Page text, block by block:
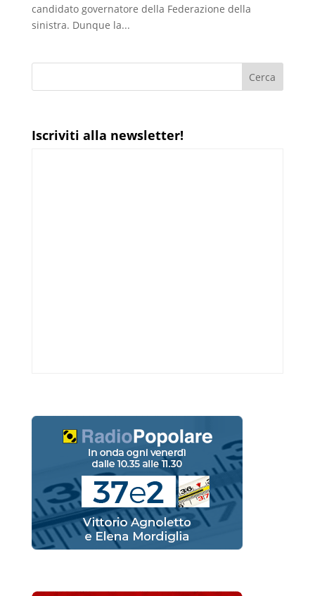
candidato governatore della Federazione della
sinistra. Dunque la...
Iscriviti alla newsletter!